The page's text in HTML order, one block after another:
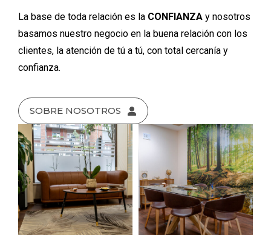
La base de toda relación es la CONFIANZA y nosotros
basamos nuestro negocio en la buena relación con los
clientes, la atención de tú a tú, con total cercanía y
confianza.
SOBRE NOSOTROS